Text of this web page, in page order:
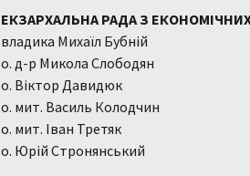
ЕКЗАРХАЛЬНА РАДА З
владика Михаїл Бубній
о. д-р Микола Слободян
о. Віктор Давидюк
о. мит. Василь Колодчин
о. мит. Іван Третяк
о. Юрій Стронянський